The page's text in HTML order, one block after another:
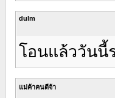
dulm
โอนแล้ววันนี้
แม่ค้าคนดีจ้า